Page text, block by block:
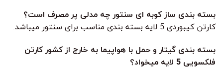
بسته بندی ساز کوبه ای سنتور چه مدلی پر مصرف است؟
کارتن کیبوردی 5 لایه بسته بندی مناسب برای سنتور میباشد.
بسته بندی گیتار و حمل با هواپیما به خارج از کشور کارتن
فلکسویی 5 لایه میخواد؟